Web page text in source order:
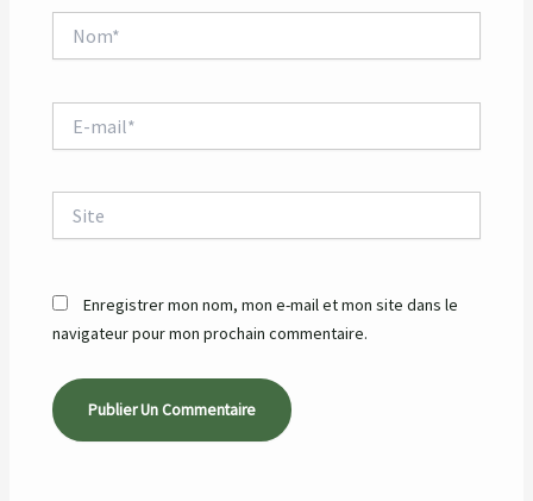
mail*
Enregistrer mon nom, mon e-mail et mon site dans le
navigateur pour mon prochain commentaire.